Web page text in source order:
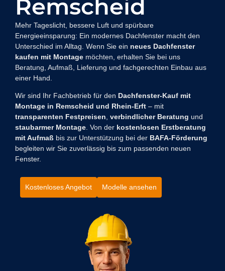
Remscheid
Mehr Tageslicht, bessere Luft und spürbare
Energieeinsparung: Ein modernes Dachfenster macht den
Unterschied im Alltag. Wenn Sie ein neues Dachfenster
kaufen mit Montage möchten, erhalten Sie bei uns
Beratung, Aufmaß, Lieferung und fachgerechten Einbau aus
einer Hand.
Wir sind Ihr Fachbetrieb für den Dachfenster-Kauf mit
Montage in Remscheid und Rhein-Erft – mit
transparenten Festpreisen, verbindlicher Beratung und
staubarmer Montage. Von der kostenlosen Erstberatung
mit Aufmaß bis zur Unterstützung bei der BAFA-Förderung
begleiten wir Sie zuverlässig bis zum passenden neuen
Fenster.
Kostenloses Angebot Modelle ansehen